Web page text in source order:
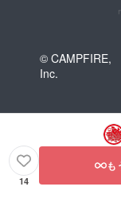
© CAMPFIRE,
Inc.
14
も